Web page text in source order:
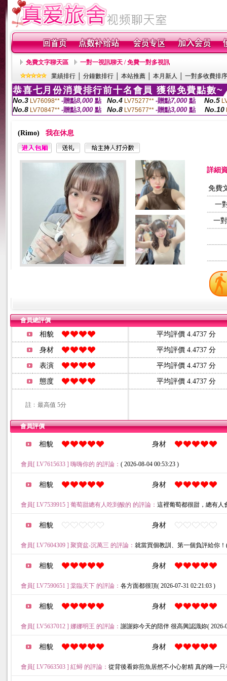
免費文字聊天區
一對一視訊聊天 / 免費一對多視訊
業績排行
分鐘數排行 本站推薦 本月新人 一對多收費排序
恭喜七月份消費排行前十名會員 獲得免費點數~
No.3 LV76098** -贈點8,000 點 No.4 LV75277** -贈點7,000 點 No.5
No.8 LV70847** -贈點3,000 點 No.8 LV75677** -贈點3,000 點 No.10
(Rimo) 我在休息
詳細
免費
一
一
會員總評價
相貌 平均評價 4.4737 分
身材 平均評價 4.4737 分
表演 平均評價 4.4737 分
態度 平均評價 4.4737 分
註﹕最高值 5分
會員評價
相貌 身材
會員[ LV7615633 ] 嗨嗨你的 的評論： ( 2026-08-04 00:53:23 )
相貌 身材
會員[ LV7539915 ] 葡萄甜總有人吃到酸的 的評論： 這裡葡萄都很甜，總有人
相貌 身材
會員[ LV7604309 ] 聚寶盆-沉萬三 的評論： 就當買個教訓、第一個負評給你！(
相貌 身材
會員[ LV7590651 ] 棠臨天下 的評論： 各方面都很頂( 2026-07-31 02:21:03 )
相貌 身材
會員[ LV5637012 ] 娜娜明王 的評論： 謝謝妳今天的陪伴 很高興認識妳( 2026-
相貌 身材
會員[ LV7663503 ] 紅蟳 的評論： 從背後看妳煎魚居然不小心射精 真的唯一只